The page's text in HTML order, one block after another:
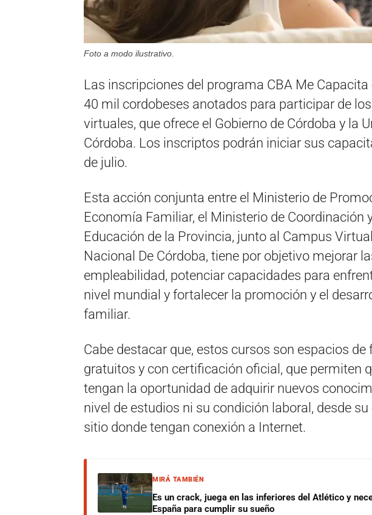
Foto a modo ilustrativo.
Las inscripciones del programa CBA Me
40 mil cordobeses anotados para participar de
virtuales, que ofrece el Gobierno de Córdoba y la
Córdoba. Los inscriptos podrán iniciar sus
de julio.
Esta acción conjunta entre el Ministerio de
Economía Familiar, el Ministerio de Coordinación
Educación de la Provincia, junto al Campus
Nacional De Córdoba, tiene por objetivo mejorar
empleabilidad, potenciar capacidades para
nivel mundial y fortalecer la promoción y el
familiar.
Cabe destacar que, estos cursos son espacios
gratuitos y con certificación oficial, que permiten
tengan la oportunidad de adquirir nuevos
nivel de estudios ni su condición laboral, desde
sitio donde tengan conexión a Internet.
MIRÁ TAMBIÉN
Es un crack, juega en las inferiores del Atlético y
España para cumplir su sueño